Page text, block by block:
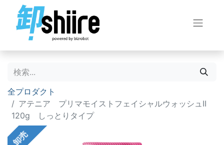
全プロダクト
アテニア プリマモイストフェイシャルウォッシュII
120g しっとりタイプ
卸売